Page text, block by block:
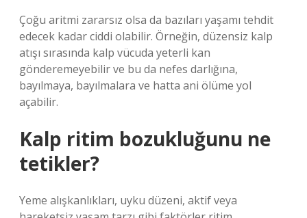
Çoğu aritmi zararsız olsa da bazıları yaşamı tehdit
edecek kadar ciddi olabilir. Örneğin, düzensiz kalp
atışı sırasında kalp vücuda yeterli kan
gönderemeyebilir ve bu da nefes darlığına,
bayılmaya, bayılmalara ve hatta ani ölüme yol
açabilir.
Kalp ritim bozukluğunu ne
tetikler?
Yeme alışkanlıkları, uyku düzeni, aktif veya